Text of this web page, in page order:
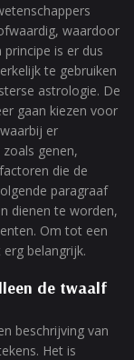
waardoor
is er dus
te gebruiken
astrologie. De
gaan kiezen voor
er
genen,
die de
paragraaf
dienen te worden,
Om tot een
belangrijk.
de twaalf
beschrijving van
Het is